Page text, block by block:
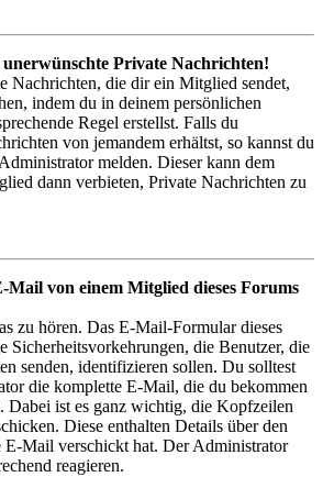
Private Nachrichten!
Nachrichten, die dir ein Mitglied sendet,
indem du in deinem persönlichen
Regel erstellst. Falls du
von jemandem erhältst, so kannst du
melden. Dieser kann dem
dann verbieten, Private Nachrichten zu
Mail von einem Mitglied dieses Forums
zu hören. Das E-Mail-Formular dieses
Sicherheitsvorkehrungen, die Benutzer, die
senden, identifizieren sollen. Du solltest
die komplette E-Mail, die du bekommen
Dabei ist es ganz wichtig, die Kopfzeilen
Diese enthalten Details über den
E-Mail verschickt hat. Der Administrator
reagieren.